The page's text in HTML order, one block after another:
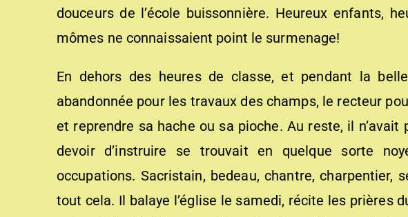
douceurs de l’école buissonnière. Heureux enfants,
mômes ne connaissaient point le surmenage!
En dehors des heures de classe, et pendant la
abandonnée pour les travaux des champs, le recteur
et reprendre sa hache ou sa pioche. Au reste, il
devoir d’instruire se trouvait en quelque sorte
occupations. Sacristain, bedeau, chantre, charpentier,
tout cela. Il balaye l’église le samedi, récite les prières